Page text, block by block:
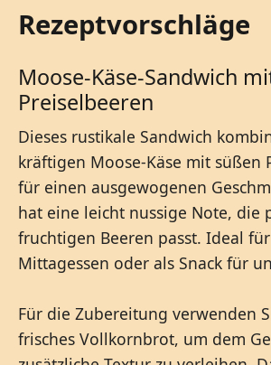
Rezeptvorschläge
Moose-Käse-Sandwich
Preiselbeeren
Dieses rustikale Sandwich
kräftigen Moose-Käse mit süßen
für einen ausgewogenen
hat eine leicht nussige Note, die
fruchtigen Beeren passt. Ideal
Mittagessen oder als Snack für
Für die Zubereitung verwenden
frisches Vollkornbrot, um dem